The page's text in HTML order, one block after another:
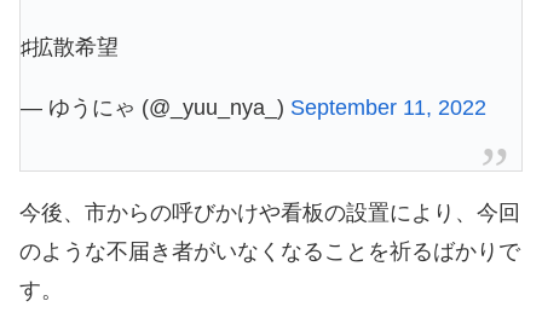
♯拡散希望
— ゆうにゃ (@_yuu_nya_) September 11, 2022
今後、市からの呼びかけや看板の設置により、今回
のような不届き者がいなくなることを祈るばかりで
す。